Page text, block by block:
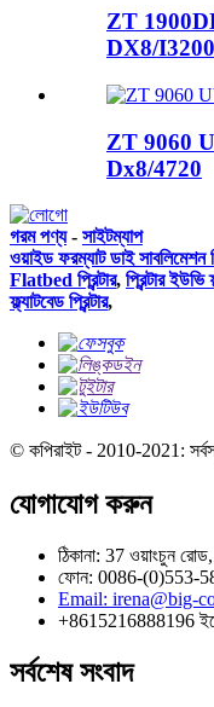
ZT
DX8/
ZT 9060 UV
Dx8/4720
গরম পণ্য- সাইটম্যাপ
ওয়াইড ফরম্যাট ডাই সাবলিমেশন
Flatbed প্রিন্টার, প্রিন্টার ইউভি
ফ্ল্যাটবেড প্রিন্টার,
© কপিরাইট - 2010-2021:
যোগাযোগ করুন
ঠিকানা: 37 ওয়াংচুন
ফোন: 0086-(0)553-
Email: irena@big-
+8615216888196
সর্বশেষ সংবাদ